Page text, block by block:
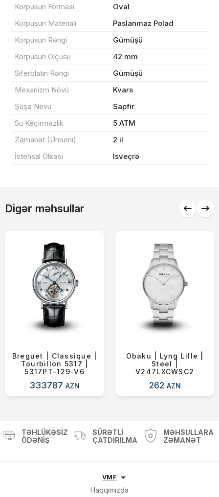
Korpusun Forması
Oval
Korpusun Materialı
Paslanmaz Polad
Korpusun Rəngi
Gümüşü
Korpusun Ölçüsü
42 mm
Siferblatın Rəngi
Gümüşü
Mexanizm Növü
Kvars
Şüşə Növü
Sapfir
Su Keçirməzlik
5 ATM
Zəmanət (Ümumi)
2 il
İstehsal Ölkəsi
Isveçrə
Digər məhsullar
Breguet | Classique |
Tourbillon 5317 |
5317PT-129-V6
333787AZN
Obaku | Lyng Lille |
Steel |
V247LXCWSC2
262 AZN
Sifarişin detalları
Məhsul toplam
Endirim
Çatdırılma
Sifarişi rəsmiləşdir
TƏHLÜKƏSIZ
ÖDƏNIŞ
SÜRƏTLI
ÇATDIRILMA
MƏHSULLARA
ZƏMANƏT
VMF
Haqqımızda